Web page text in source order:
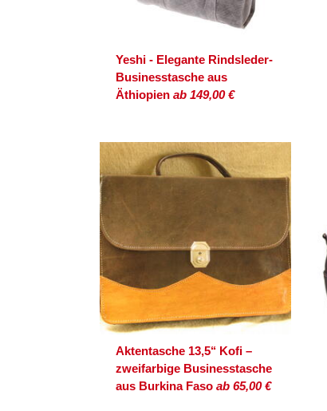
Yeshi - Elegante Rindsleder-
Businesstasche aus
Äthiopien ab 149,00 €
Aktentasche 13,5‘‘ Kofi –
zweifarbige Businesstasche
aus Burkina Faso ab 65,00 €